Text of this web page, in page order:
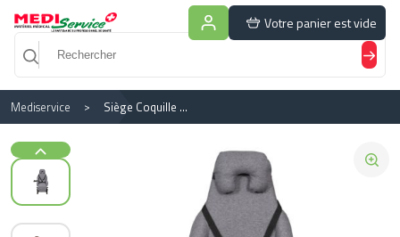
Votre panier est vide
Mediservice Siège Coquille Electrique Essentiel
Panneau de gestion des cookies